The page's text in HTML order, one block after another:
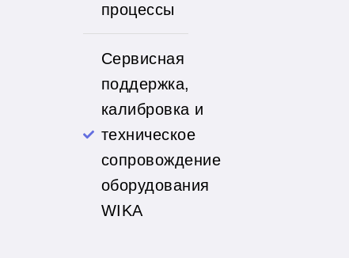
процессы
Сервисная
поддержка,
калибровка и
техническое
сопровождение
оборудования
WIKA